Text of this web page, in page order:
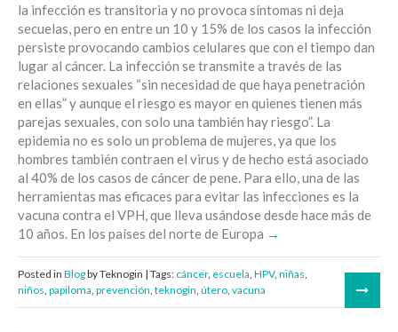
la infección es transitoria y no provoca síntomas ni deja
secuelas, pero en entre un 10 y 15% de los casos la infección
persiste provocando cambios celulares que con el tiempo dan
lugar al cáncer. La infección se transmite a través de las
relaciones sexuales “sin necesidad de que haya penetración
en ellas” y aunque el riesgo es mayor en quienes tienen más
parejas sexuales, con solo una también hay riesgo”. La
epidemia no es solo un problema de mujeres, ya que los
hombres también contraen el virus y de hecho está asociado
al 40% de los casos de cáncer de pene. Para ello, una de las
herramientas mas eficaces para evitar las infecciones es la
vacuna contra el VPH, que lleva usándose desde hace más de
10 años. En los países del norte de Europa
Posted in Blogby Teknogin | Tags: cáncer, escuela HPV, niñas
niños papiloma prevención teknogin útero vacuna